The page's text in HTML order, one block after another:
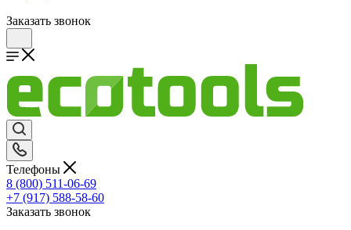
Заказать звонок
Телефоны
8 (800) 511-06-69
+7 (917) 588-58-60
Заказать звонок